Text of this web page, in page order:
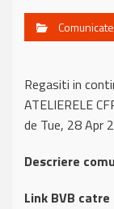
Comunicate
Regasiti in
ATELIERELE
de Tue, 28 Apr
Descriere
Link BVB